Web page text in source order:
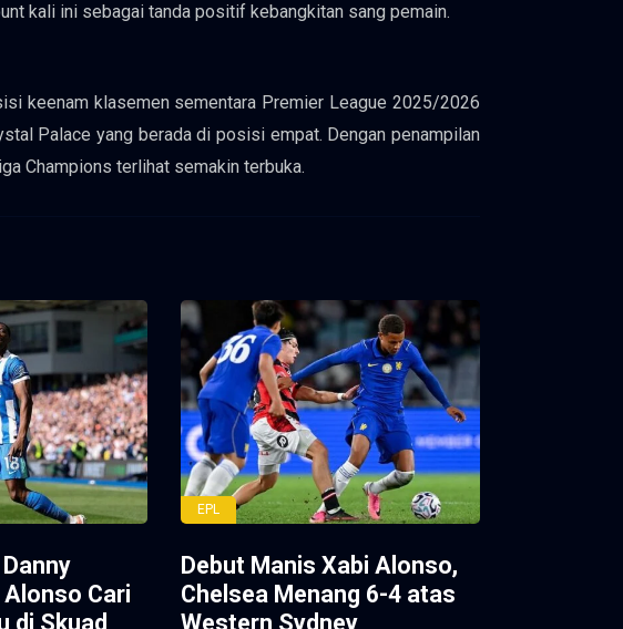
kali ini sebagai tanda positif kebangkitan sang pemain.
keenam klasemen sementara Premier League 2025/2026
Palace yang berada di posisi empat. Dengan penampilan
Champions terlihat semakin terbuka.
Cari
di Skuad
EPL
Debut Manis Xabi Alonso,
Chelsea Menang 6-4 atas
Western Sydney